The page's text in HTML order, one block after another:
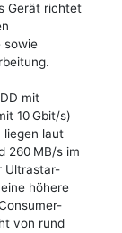
Gerät richtet
sowie
mit
10 Gbit/s)
liegen laut
260 MB/s im
Ultrastar-
höhere
von rund